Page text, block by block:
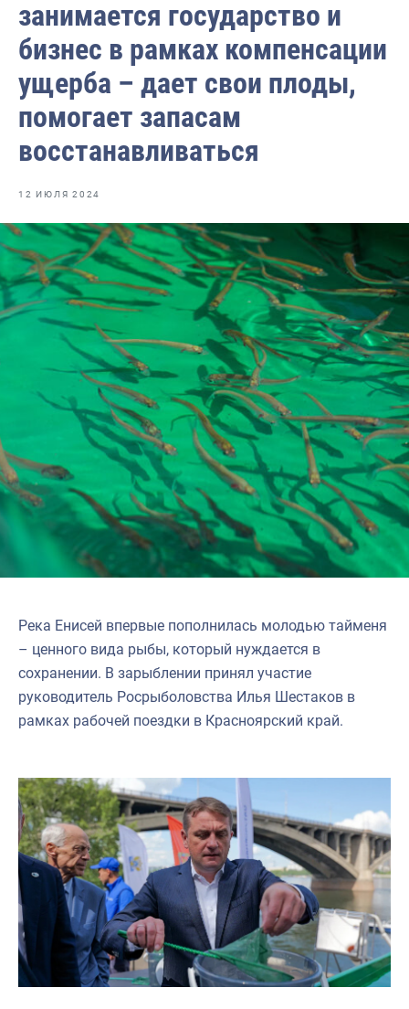
Отраслевые СМИ
Выставки и конференции
Научно-практическая литература
Рыбоохрана России
Отрасль в цифрах
Большая африканская экспедиция
Укрепление духовно-нравственных ценностей
События в России и мире
занимается государство и
бизнес в рамках компенсации
ущерба – дает свои плоды,
помогает запасам
восстанавливаться
12 ИЮЛЯ 2024
Река Енисей впервые пополнилась молодью тайменя
– ценного вида рыбы, который нуждается в
сохранении. В зарыблении принял участие
руководитель Росрыболовства Илья Шестаков в
рамках рабочей поездки в Красноярский край.